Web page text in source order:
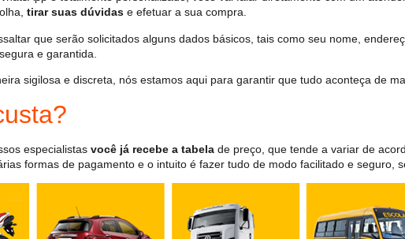
tirar suas dúvidas e efetuar a sua compra.
que serão solicitados alguns dados básicos, tais como seu nome,
e garantida.
sigilosa e discreta, nós estamos aqui para garantir que tudo aconteça de
especialistas você já recebe a tabela de preço, que tende a variar de
formas de pagamento e o intuito é fazer tudo de modo facilitado e seguro,